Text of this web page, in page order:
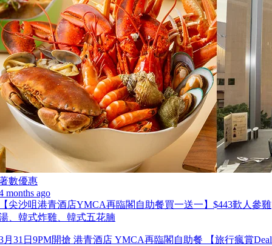
數優惠
months ago
尖沙咀港青酒店YMCA再臨閣自助餐買一送一】$443歎人參雞
、韓式炸雞、韓式五花腩
月31日9PM開搶 港青酒店 YMCA再臨閣自助餐 【旅行瘋賞Deal